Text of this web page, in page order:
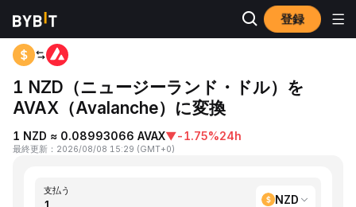
登録
ホーム NZD to AVAX
1 NZD（ニュージーランド・ドル）を
AVAX（Avalanche）に変換
1 NZD ≈ 0.08993066 AVAX▼-1.75%24h
最終更新 ： 2026/08/08 15:29 (GMT+0)
支払う
NZD